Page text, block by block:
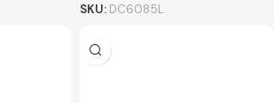
SKU: DC6085L